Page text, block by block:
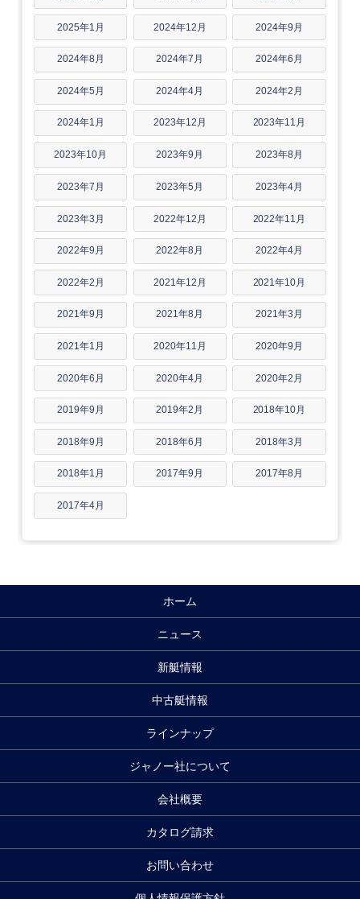
2025年1月 2024年12月 2024年9月
2024年8月 2024年7月 2024年6月
2024年5月 2024年4月 2024年2月
2024年1月 2023年12月 2023年11月
2023年10月 2023年9月 2023年8月
2023年7月 2023年5月 2023年4月
2023年3月 2022年12月 2022年11月
2022年9月 2022年8月 2022年4月
2022年2月 2021年12月 2021年10月
2021年9月 2021年8月 2021年3月
2021年1月 2020年11月 2020年9月
2020年6月 2020年4月 2020年2月
2019年9月 2019年2月 2018年10月
2018年9月 2018年6月 2018年3月
2018年1月 2017年9月 2017年8月
2017年4月
ホーム
ニュース
新艇情報
中古艇情報
ラインナップ
ジャノー社について
会社概要
カタログ請求
お問い合わせ